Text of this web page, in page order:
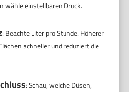
wähle einstellbaren Druck.
: Beachte Liter pro Stunde. Höherer
schneller und reduziert die
: Schau, welche Düsen,